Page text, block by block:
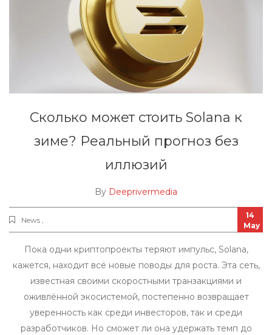
Сколько может стоить Solana к
зиме? Реальный прогноз без
иллюзий
By Deeprivermedia
News ,
14
May
Пока одни криптопроекты теряют импульс, Solana,
кажется, находит всё новые поводы для роста. Эта сеть,
известная своими скоростными транзакциями и
оживлённой экосистемой, постепенно возвращает
уверенность как среди инвесторов, так и среди
разработчиков. Но сможет ли она удержать темп до